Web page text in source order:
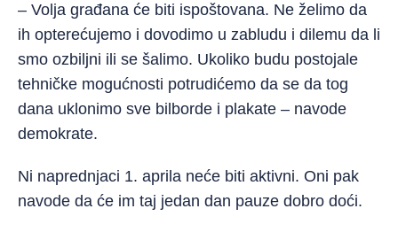
– Volja građana će biti ispoštovana. Ne želimo da
ih opterećujemo i dovodimo u zabludu i dilemu da li
smo ozbiljni ili se šalimo. Ukoliko budu postojale
tehničke mogućnosti potrudićemo da se da tog
dana uklonimo sve bilborde i plakate – navode
demokrate.
Ni naprednjaci 1. aprila neće biti aktivni. Oni pak
navode da će im taj jedan dan pauze dobro doći.